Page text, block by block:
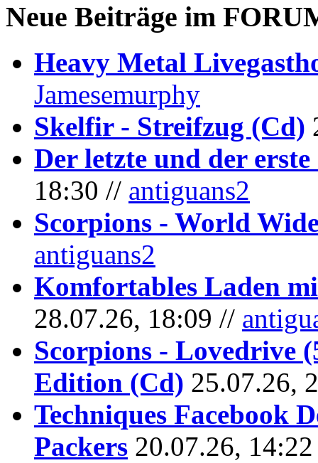
Neue Beiträge im
Heavy Metal
Jamesemurphy
Skelfir - Streifzug (Cd)
Der letzte und der erste
18:30 // antiguans2
Scorpions - World
antiguans2
Komfortables Laden
28.07.26, 18:09 //
Scorpions - Lovedrive
Edition (Cd) 25.07.26,
Techniques Facebook
Packers 20.07.26,